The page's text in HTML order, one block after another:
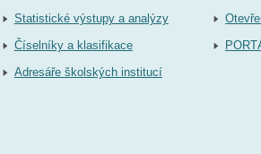
Statistické výstupy a analýzy
Číselníky a klasifikace
Adresáře školských institucí